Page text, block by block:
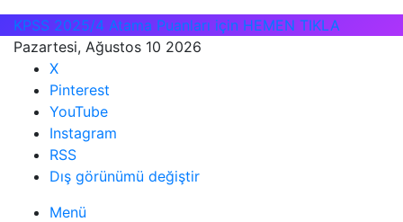
KPSS 2025/4 Atama Puanları için HEMEN TIKLA
Pazartesi, Ağustos 10 2026
X
Pinterest
YouTube
Instagram
RSS
Dış görünümü değiştir
Menü